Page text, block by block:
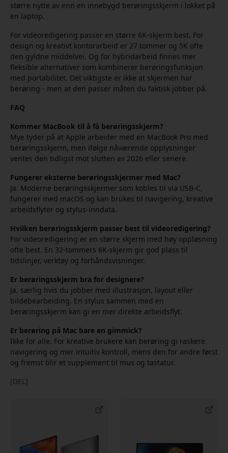
større nytte av enn en innebygd berøringsskjerm i lokket på
en laptop.
For videoredigering passer en større 6K-skjerm best. For
design og kreativt kontorarbeid er 27 tommer og 5K ofte
den gyldne middelvei. Og for hybridarbeid finnes mer
fleksible alternativer som kombinerer berøringsfunksjon
med portabilitet. Det viktigste er ikke at skjermen har
berøring - men at den passer måten du faktisk jobber på.
FAQ
Kommer MacBook til å få berøringsskjerm?
Mye tyder på at Apple arbeider med en MacBook Pro med
berøringsskjerm, men ifølge nåværende opplysninger
ventes den tidligst mot slutten av 2026 eller senere.
Fungerer eksterne berøringsskjermer med Mac?
Ja. Moderne berøringsskjermer som kobles til via USB-C,
fungerer med macOS og kan brukes til navigering, kreative
arbeidsflyter og stylus-inndata.
Hvilken berøringsskjerm passer best til videoredigering?
For videoredigering er en større skjerm med høy oppløsning
ofte best. En 32-tommers 6K-skjerm gir god plass til
tidslinjer, verktøy og forhåndsvisninger.
Er berøringsskjerm bra for designere?
Ja, særlig hvis du jobber med illustrasjon, layout eller
bildebearbeiding. En stylus sammen med en
berøringsskjerm kan gi en mer direkte arbeidsflyt.
Er berøring på Mac bare en gimmick?
Ikke for alle. For kreative brukere kan berøring gi raskere
navigering og mer intuitiv kontroll, mens den for andre først
og fremst blir et supplement til mus og tastatur.
[DEL]